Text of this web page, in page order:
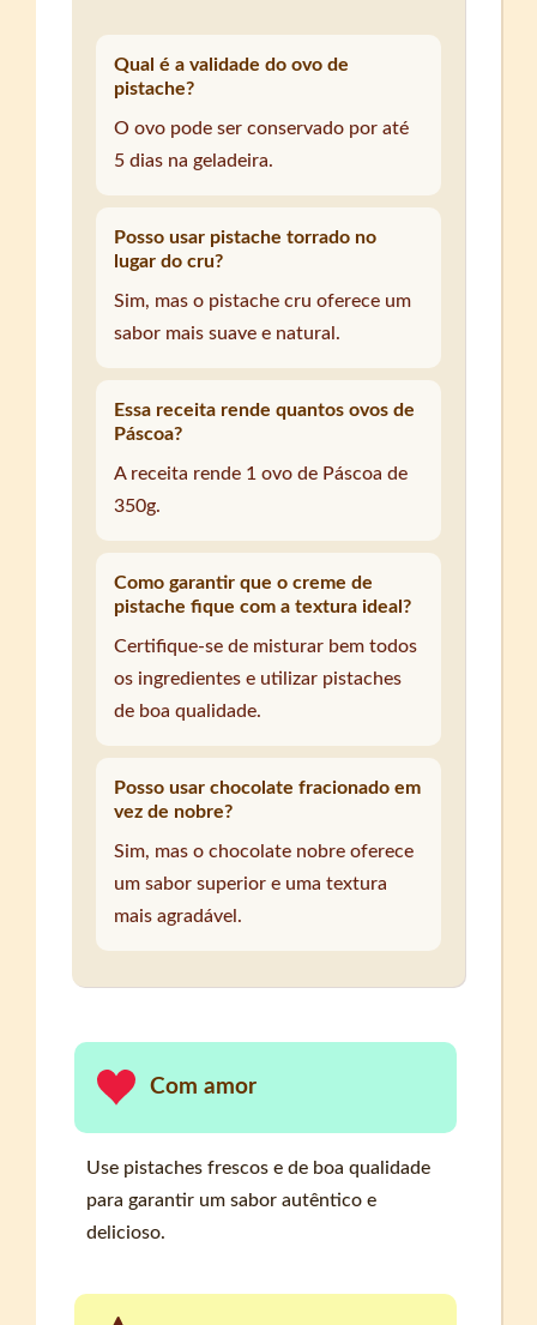
Qual é a validade do ovo de
pistache?
O ovo pode ser conservado por até
5 dias na geladeira.
Posso usar pistache torrado no
lugar do cru?
Sim, mas o pistache cru oferece um
sabor mais suave e natural.
Essa receita rende quantos ovos de
Páscoa?
A receita rende 1 ovo de Páscoa de
350g.
Como garantir que o creme de
pistache fique com a textura ideal?
Certifique-se de misturar bem todos
os ingredientes e utilizar pistaches
de boa qualidade.
Posso usar chocolate fracionado em
vez de nobre?
Sim, mas o chocolate nobre oferece
um sabor superior e uma textura
mais agradável.
Com amor
Use pistaches frescos e de boa qualidade
para garantir um sabor autêntico e
delicioso.